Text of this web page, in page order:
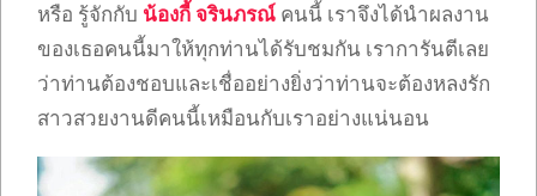
หรือ รู้จักกับ น้องกี้ จรินภรณ์ คนนี้ เราจึงได้นำผลงาน
ของเธอคนนี้มาให้ทุกท่านได้รับชมกัน เราการันตีเลย
ว่าท่านต้องชอบและเชื่ออย่างยิ่งว่าท่านจะต้องหลงรัก
สาวสวยงานดีคนนี้เหมือนกับเราอย่างแน่นอน